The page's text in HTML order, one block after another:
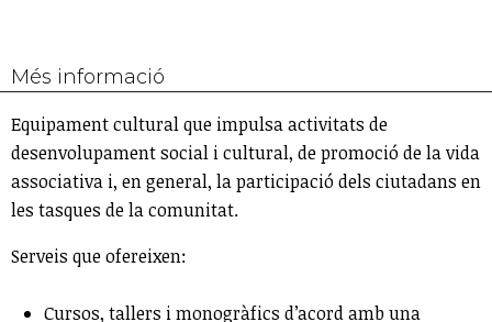
Més informació
Equipament cultural que impulsa activitats de
desenvolupament social i cultural, de promoció de la vida
associativa i, en general, la participació dels ciutadans en
les tasques de la comunitat.
Serveis que ofereixen:
Cursos, tallers i monogràfics d’acord amb una